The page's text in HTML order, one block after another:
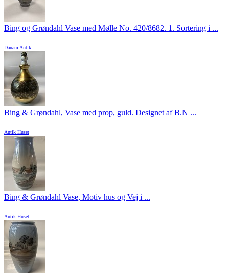
Bing og Grøndahl Vase med Mølle No. 420/8682. 1. Sortering i ...
Danam Antik
Bing & Grøndahl, Vase med prop, guld. Designet af B.N ...
Antik Huset
Bing & Grøndahl Vase, Motiv hus og Vej i ...
Antik Huset